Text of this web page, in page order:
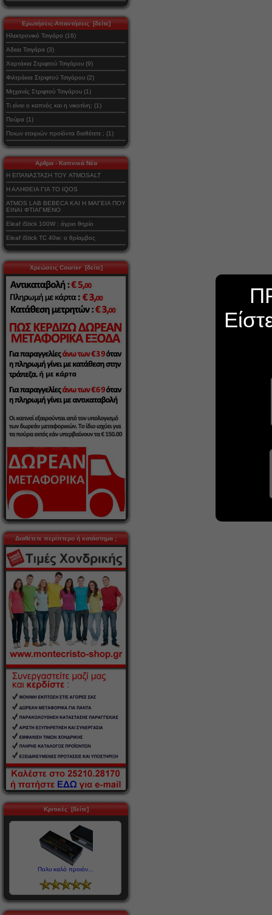
Ερωτήσεις-Απαντήσεις [δείτε]
Ηλεκτρονικό Τσιγάρο (16)
Αδεια Τσιγάρα (3)
Χαρτάκια Στριφτού Τσιγάρου (9)
Φιλτράκια Στριφτού Τσιγάρου (2)
Μηχανές Στριφτού Τσιγάρου (1)
Τι είναι ο καπνός και η νικοτίνη; (1)
Πούρα (1)
Ποιων εταιριών προϊόντα διαθέτετε ; (1)
Αρθρα - Καπνικά Νέα
Η ΕΠΑΝΑΣΤΑΣΗ ΤΟΥ ATMOSALT
Η ΑΛΗΘΕΙΑ ΓΙΑ ΤΟ IQOS
ATMOS LAB BEBECA ΚΑΙ Η ΜΑΓΕΙΑ ΠΟΥ
ΕΙΝΑΙ ΦΤΙΑΓΜΕΝΟ
Eleaf iStick 100W : άγριο θηρίο
Eleaf iStick TC 40w: ο θρίαμβος
Χρεώσεις Courier [δείτε]
Διαθέτετε περίπτερο ή κατάστημα ;
Κριτικές [δείτε]
Πολυ καλό προιόν...